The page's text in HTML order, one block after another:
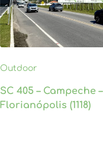
Outdoor
SC 405 – Campeche –
Florianópolis (1118)